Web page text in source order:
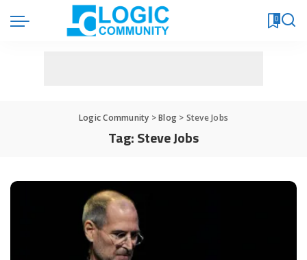
0
Logic Community >Blog > Steve Jobs
Tag:Steve Jobs